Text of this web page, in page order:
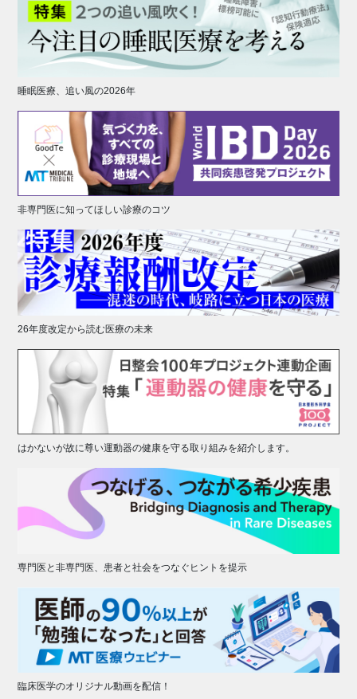
睡眠医療、追い風の2026年
非専門医に知ってほしい診療のコツ
26年度改定から読む医療の未来
はかないが故に尊い運動器の健康を守る取り組みを紹介します。
専門医と非専門医、患者と社会をつなぐヒントを提示
臨床医学のオリジナル動画を配信！